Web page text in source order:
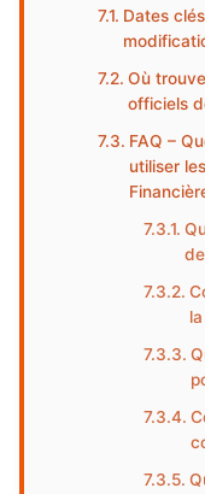
Dates
Où
officiels
FAQ –
utiliser